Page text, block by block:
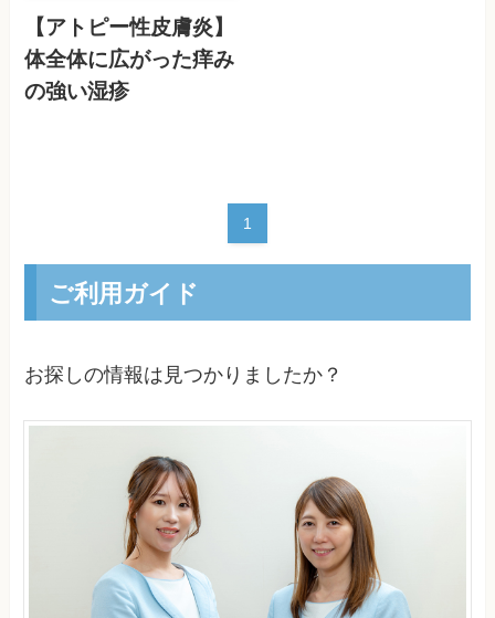
【アトピー性皮膚炎】
体全体に広がった痒み
の強い湿疹
1
ご利用ガイド
お探しの情報は見つかりましたか？